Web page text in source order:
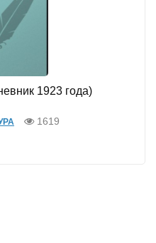
1923 года)
1619